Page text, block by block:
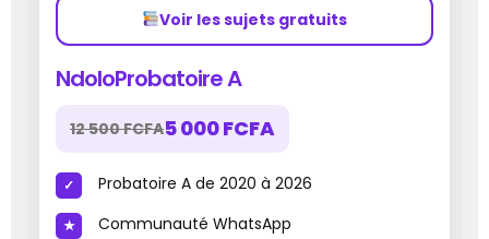
Voir les sujets gratuits
NdoloProbatoire A
12 500 FCFA5 000 FCFA
Probatoire A de 2020 à 2026
Communauté WhatsApp